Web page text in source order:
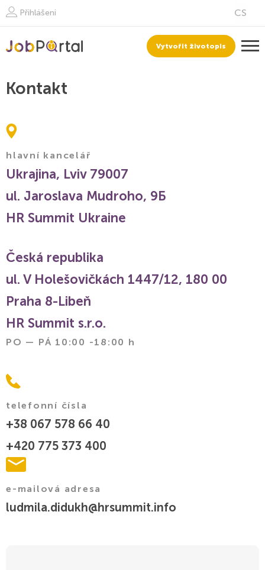
Přihlášeni
Vytvořit životopis
Kontakt
hlavní kancelář
Ukrajina, Lviv 79007
ul. Jaroslava Mudroho, 9Б
HR Summit Ukraine
Česká republika
ul. V Holešovičkách 1447/12, 180 00
Praha 8-Libeň
HR Summit s.r.o.
PO — PÁ 10:00 -18:00 h
telefonní čísla
+38 067 578 66 40
+420 775 373 400
e-mailová adresa
ludmila.didukh@hrsummit.info